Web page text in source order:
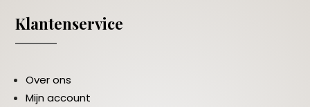
Klantenservice
Over ons
Mijn account